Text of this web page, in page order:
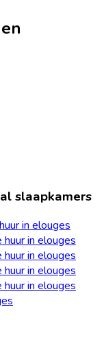
slaapkamers
in elouges
in elouges
in elouges
in elouges
in elouges